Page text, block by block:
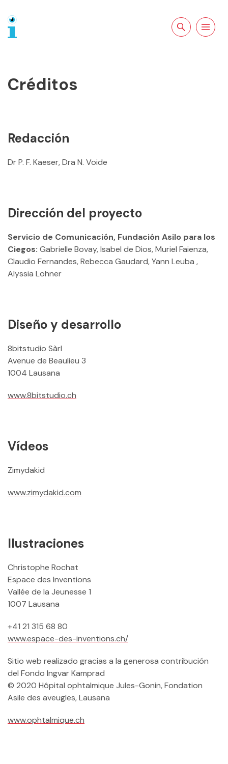
Buscar en laAbrir la
Créditos
Redacción
Dr P. F. Kaeser, Dra N. Voide
Dirección del proyecto
Servicio de Comunicación, Fundación Asilo para los
Ciegos: Gabrielle Bovay, Isabel de Dios, Muriel Faienza,
Claudio Fernandes, Rebecca Gaudard, Yann Leuba ,
Alyssia Lohner
Diseño y desarrollo
8bitstudio Sàrl
Avenue de Beaulieu 3
1004 Lausana
www.8bitstudio.ch
Vídeos
Zimydakid
www.zimydakid.com
Ilustraciones
Christophe Rochat
Espace des Inventions
Vallée de la Jeunesse 1
1007 Lausana
+41 21 315 68 80
www.espace-des-inventions.ch/
Sitio web realizado gracias a la generosa contribución
del Fondo Ingvar Kamprad
© 2020 Hôpital ophtalmique Jules-Gonin, Fondation
Asile des aveugles, Lausana
www.ophtalmique.ch